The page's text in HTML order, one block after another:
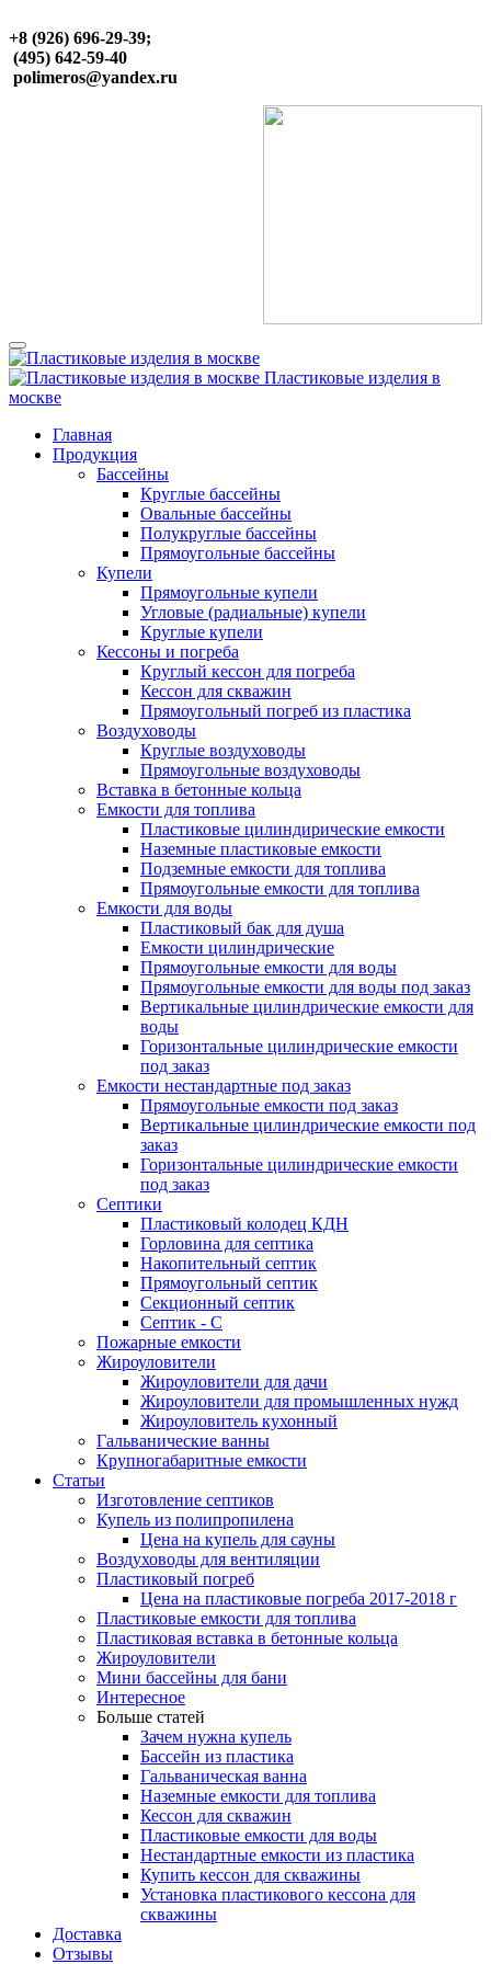
+8 (926) 696-29-39;
(495) 642-59-40
polimeros@yandex.ru
Пластиковые изделия в
москве
Главная
Продукция
Бассейны
Круглые бассейны
Овальные бассейны
Полукруглые бассейны
Прямоугольные бассейны
Купели
Прямоугольные купели
Угловые (радиальные) купели
Круглые купели
Кессоны и погреба
Круглый кессон для погреба
Кессон для скважин
Прямоугольный погреб из пластика
Воздуховоды
Круглые воздуховоды
Прямоугольные воздуховоды
Вставка в бетонные кольца
Емкости для топлива
Пластиковые цилиндирические емкости
Наземные пластиковые емкости
Подземные емкости для топлива
Прямоугольные емкости для топлива
Емкости для воды
Пластиковый бак для душа
Емкости цилиндрические
Прямоугольные емкости для воды
Прямоугольные емкости для воды под заказ
Вертикальные цилиндрические емкости для
воды
Горизонтальные цилиндрические емкости
под заказ
Емкости нестандартные под заказ
Прямоугольные емкости под заказ
Вертикальные цилиндрические емкости под
заказ
Горизонтальные цилиндрические емкости
под заказ
Септики
Пластиковый колодец КДН
Горловина для септика
Накопительный септик
Прямоугольный септик
Секционный септик
Септик - С
Пожарные емкости
Жироуловители
Жироуловители для дачи
Жироуловители для промышленных нужд
Жироуловитель кухонный
Гальванические ванны
Крупногабаритные емкости
Статьи
Изготовление септиков
Купель из полипропилена
Цена на купель для сауны
Воздуховоды для вентиляции
Пластиковый погреб
Цена на пластиковые погреба 2017-2018 г
Пластиковые емкости для топлива
Пластиковая вставка в бетонные кольца
Жироуловители
Мини бассейны для бани
Интересное
Больше статей
Зачем нужна купель
Бассейн из пластика
Гальваническая ванна
Наземные емкости для топлива
Кессон для скважин
Пластиковые емкости для воды
Нестандартные емкости из пластика
Купить кессон для скважины
Установка пластикового кессона для
скважины
Доставка
Отзывы